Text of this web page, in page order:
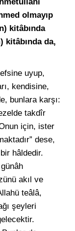
olmayıp
kitâbında
kitâbında da,
uyup,
kendisine,
bunlara karşı:
takdîr
için, ister
dese,
hâldedir.
akıl ve
teâlâ,
şeyleri